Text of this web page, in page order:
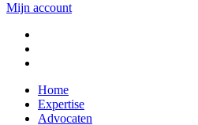
Mijn account
Home
Expertise
Advocaten